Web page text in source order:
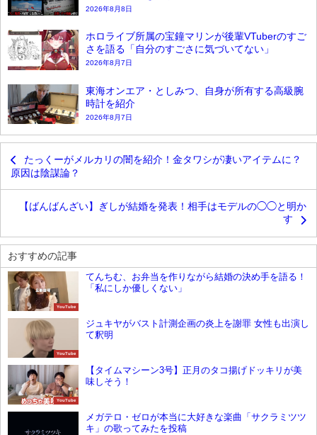
2026年8月8日
ホロライブ所属の宝鐘マリンが後輩VTuberのすご
さを語る「自分のすごさに気づいてない」
2026年8月7日
東海オンエア・としみつ、自身が所有する高級腕
時計を紹介
2026年8月7日
たっくーがメルカリの闇を紹介！金タワシが凄いアイテムに？
原因は陰謀論？
【ばんばんざい】ぎしが結婚を発表！相手はモデルの◯◯と明か
す
おすすめの記事
YouTube
てんちむ、お弁当を作りながら結婚の決め手を語る！
「私にしか優しくない」
YouTube
ジュキヤがバスト計測企画の炎上を謝罪 女性も出演し
て釈明
YouTube
【タイムマシーン3号】正月のタコ揚げドッキリが美
味しそう！
メガテロ・ゼロが本当に大好きな楽曲「サクラミツツ
キ」の歌ってみたを投稿